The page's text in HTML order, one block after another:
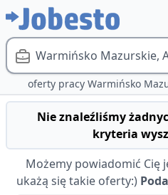
Warmińsko Mazurskie,
oferty pracy Warmińsko
Nie znaleźliśmy
kryteria
Możemy powiadomić Cię
ukażą się takie oferty:)